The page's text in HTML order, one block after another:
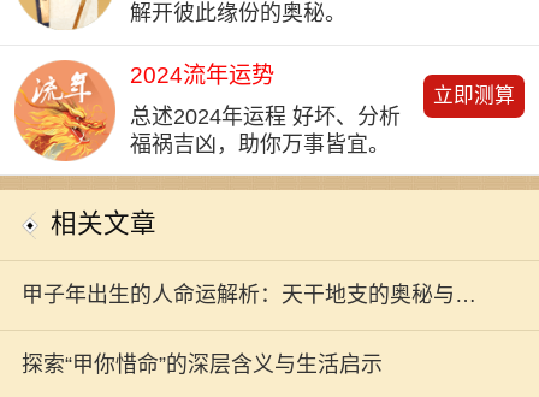
解开彼此缘份的奥秘。
2024流年运势
总述2024年运程 好坏、分析
福祸吉凶，助你万事皆宜。
立即测算
相关文章
甲子年出生的人命运解析：天干地支的奥秘与人
生轨迹
探索“甲你惜命”的深层含义与生活启示